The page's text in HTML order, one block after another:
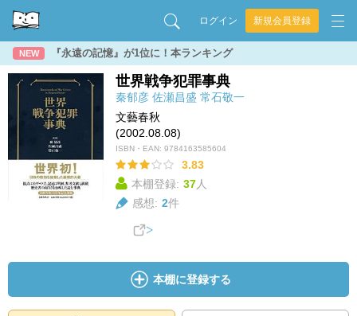
ログイン 新規会員登録
NEW 『永遠の記憶』が1位に！本ランキング
世界戦争犯罪事典
秦郁彦 佐瀬昌盛 常石敬一
文藝春秋
(2002.08.08)
ISBN・EAN: 9784163585604
3.83
本棚登録: 37人
感想: 2件
本棚に登録する